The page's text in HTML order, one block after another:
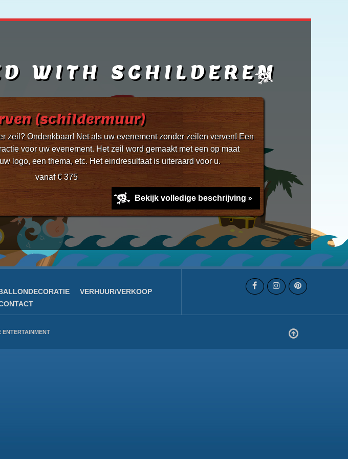
WITH SCHILDEREN
(schildermuur)
zeil? Ondenkbaar! Net als uw evenement zonder zeilen verven! Een
voor uw evenement. Het zeil word gemaakt met een op maat
logo, een thema, etc. Het eindresultaat is uiteraard voor u.
vanaf € 375
Bekijk volledige beschrijving
VERHUUR/VERKOOP
ENTERTAINMENT